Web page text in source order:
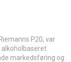
P20, var
alkoholbaseret
markedsføring og